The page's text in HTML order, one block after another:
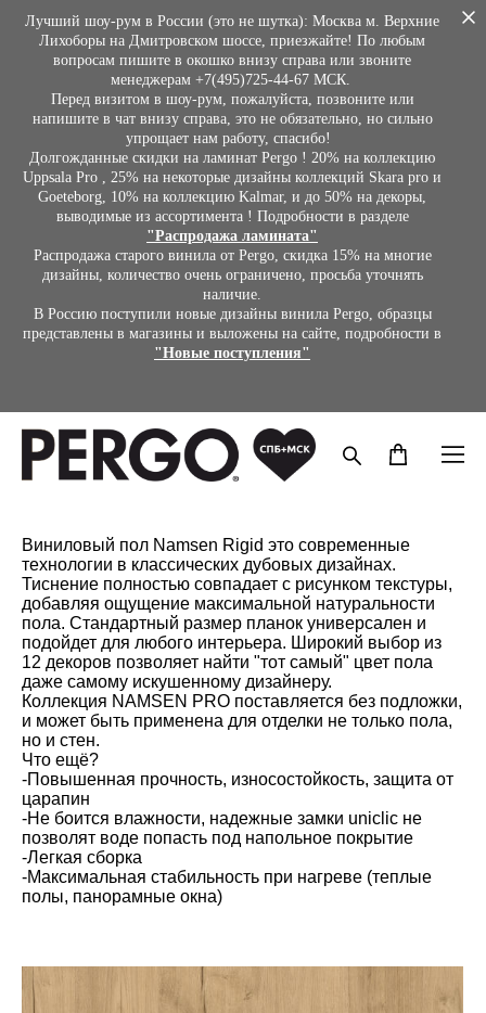
Лучший шоу-рум в России (это не шутка): Москва м. Верхние
Лихоборы на Дмитровском шоссе, приезжайте! По любым
вопросам пишите в окошко внизу справа или звоните
менеджерам +7(495)725-44-67 МСК.
Перед визитом в шоу-рум, пожалуйста, позвоните или
напишите в чат внизу справа, это не обязательно, но сильно
упрощает нам работу, спасибо!
Долгожданные скидки на ламинат Pergo ! 20% на коллекцию
Uppsala Pro , 25% на некоторые дизайны коллекций Skara pro и
Goeteborg, 10% на коллекцию Kalmar, и до 50% на декоры,
выводимые из ассортимента ! Подробности в разделе
"Распродажа ламината"
Распродажа старого винила от Pergo, скидка 15% на многие
дизайны, количество очень ограничено, просьба уточнять
наличие.
В Россию поступили новые дизайны винила Pergo, образцы
представлены в магазины и выложены на сайте, подробности в
"Новые поступления"
Виниловый пол Namsen Rigid это современные
технологии в классических дубовых дизайнах.
Тиснение полностью совпадает с рисунком текстуры,
добавляя ощущение максимальной натуральности
пола. Стандартный размер планок универсален и
подойдет для любого интерьера. Широкий выбор из
12 декоров позволяет найти "тот самый" цвет пола
даже самому искушенному дизайнеру.
Коллекция NAMSEN PRO поставляется без подложки,
и может быть применена для отделки не только пола,
но и стен.
Что ещё?
-Повышенная прочность, износостойкость, защита от
царапин
-Не боится влажности, надежные замки uniclic не
позволят воде попасть под напольное покрытие
-Легкая сборка
-Максимальная стабильность при нагреве (теплые
полы, панорамные окна)